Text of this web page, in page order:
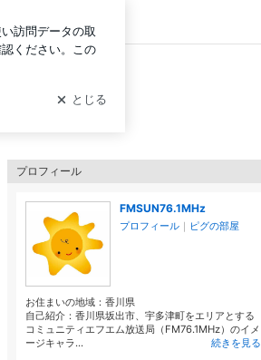
ログイン
プロフィール
FMSUN76.1MHz
プロフィール ｜ ピグの部屋
お住まいの地域： 香川県
自己紹介：香川県坂出市、宇多津町をエリアとする
コミュニティエフエム放送局（FM76.1MHz）のイメ
ージキャラ...
続きを見る